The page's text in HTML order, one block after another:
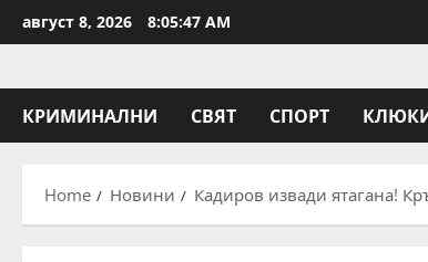
to
август 8, 2026 8:05:48 AM
КРИМИНАЛНИ СВЯТ СПОРТ
Home Новини Кадиров извади ятагана!